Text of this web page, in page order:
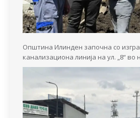
Општина Илинден започна со
канализациона линија на ул. „8“ во